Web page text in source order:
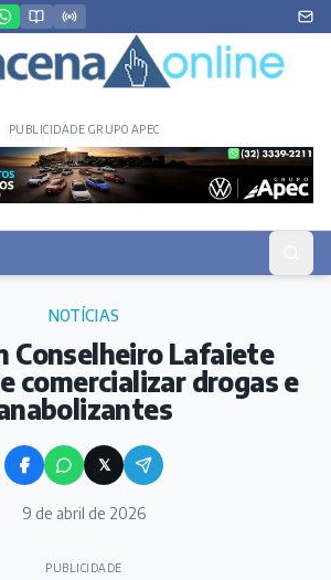
PUBLICIDADE GRUPO APEC
NOTÍCIAS
Conselheiro Lafaiete
comercializar drogas e
𝕏
9 de abril de 2026
PUBLICIDADE